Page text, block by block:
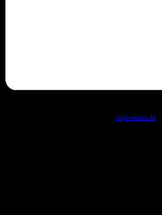
login-essen.de